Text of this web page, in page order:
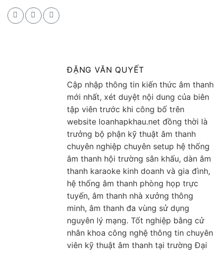
ĐẶNG VĂN QUYẾT
Cập nhập thông tin kiến thức âm thanh
mới nhất, xét duyệt nội dung của biên
tập viên trước khi công bố trên
website loanhapkhau.net đồng thời là
trưởng bộ phận kỹ thuật âm thanh
chuyên nghiệp chuyên setup hệ thống
âm thanh hội trường sân khấu, dàn âm
thanh karaoke kinh doanh và gia đình,
hệ thống âm thanh phòng họp trực
tuyến, âm thanh nhà xưởng thông
minh, âm thanh đa vùng sử dụng
nguyên lý mạng. Tốt nghiệp bằng cử
nhân khoa công nghệ thông tin chuyên
viên kỹ thuật âm thanh tại trường Đại